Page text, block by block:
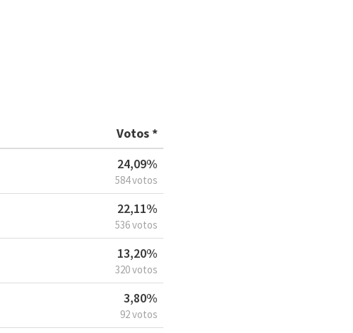
Votos *
24,09%
584 votos
22,11%
536 votos
13,20%
320 votos
3,80%
92 votos